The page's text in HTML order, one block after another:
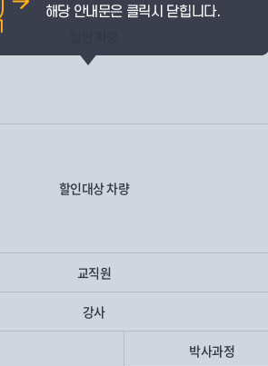
할인대상 차량
교직원
강사
박사과정